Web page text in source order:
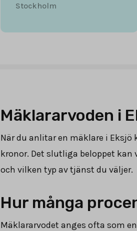
Stockholm
Mäklararvoden i
När du anlitar en mäklare i
kronor. Det slutliga beloppet kan
och vilken typ av tjänst du väljer.
Hur många
Mäklararvodet anges ofta som